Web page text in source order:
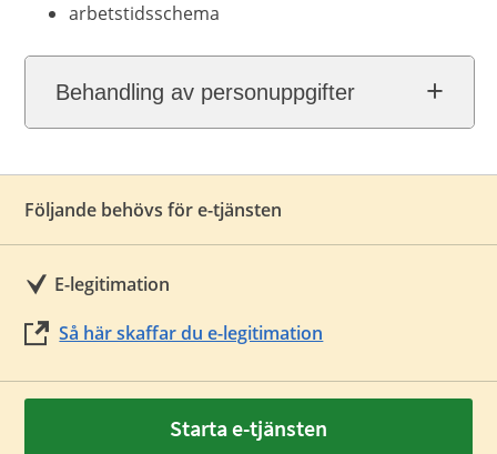
arbetstidsschema
Behandling av personuppgifter
Följande behövs för e-tjänsten
E-legitimation
Så här skaffar du e-legitimation
Starta e-tjänsten